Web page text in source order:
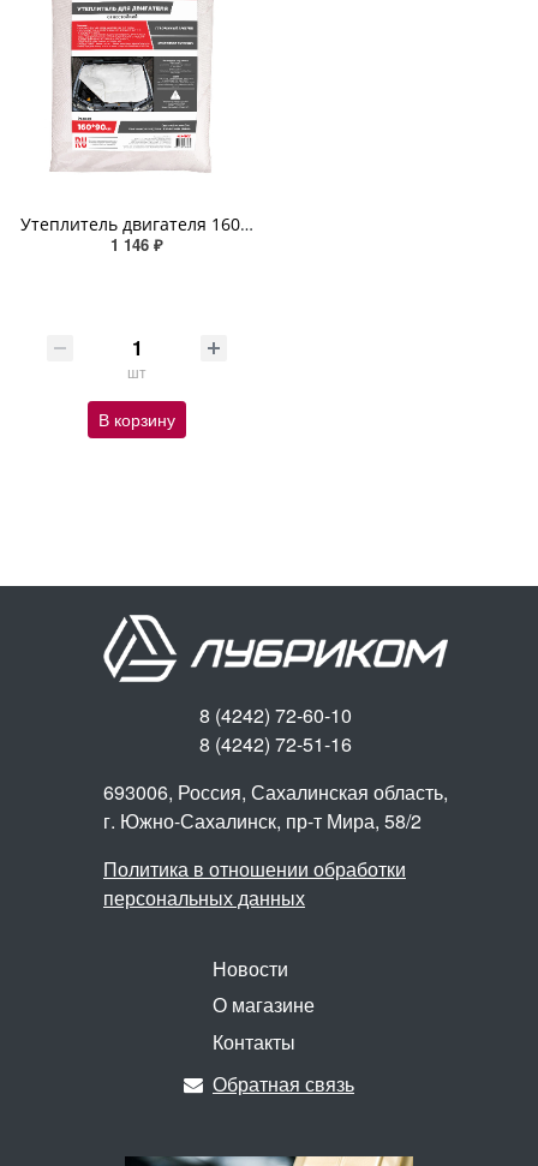
Утеплитель двигателя 160*90см XL SKYWAY стекловолокно
1 146 ₽
шт
В корзину
8 (4242) 72-60-10
8 (4242) 72-51-16
693006, Россия, Сахалинская область,
г. Южно-Сахалинск, пр-т Мира, 58/2
Политика в отношении обработки
персональных данных
Новости
О магазине
Контакты
Обратная связь